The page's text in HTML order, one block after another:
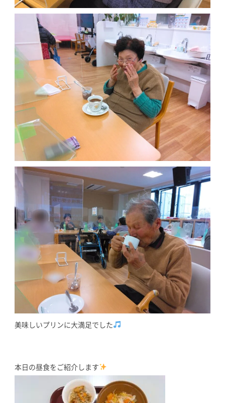
美味しいプリンに大満足でした
本日の昼食をご紹介します